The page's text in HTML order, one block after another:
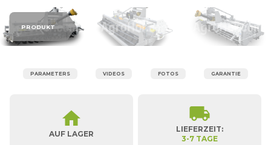
PRODUKT
PARAMETERS VIDEOS FOTOS GARANTIE
home
AUF LAGER
local_shipping
LIEFERZEIT:
3-7 TAGE